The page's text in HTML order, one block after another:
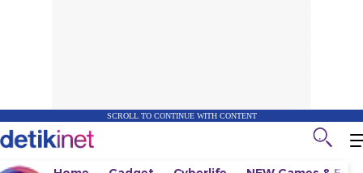
SCROLL TO CONTINUE WITH CONTENT